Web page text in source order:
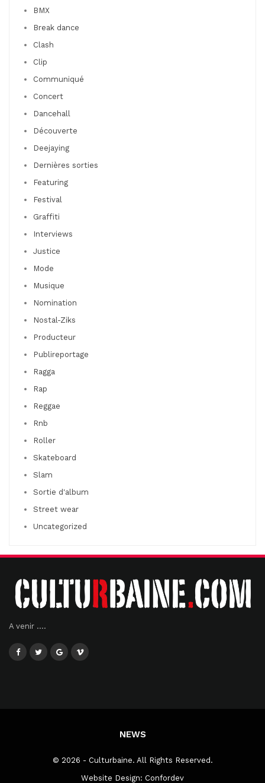
BMX
Break dance
Clash
Clip
Communiqué
Concert
Dancehall
Découverte
Deejaying
Dernières sorties
Featuring
Festival
Graffiti
Interviews
Justice
Mode
Musique
Nomination
Nostal-Ziks
Producteur
Publireportage
Ragga
Rap
Reggae
Rnb
Roller
Skateboard
Slam
Sortie d'album
Street wear
Uncategorized
A venir ....
NEWS
© 2026 - Culturbaine. All Rights Reserved.
Website Design: Confordev